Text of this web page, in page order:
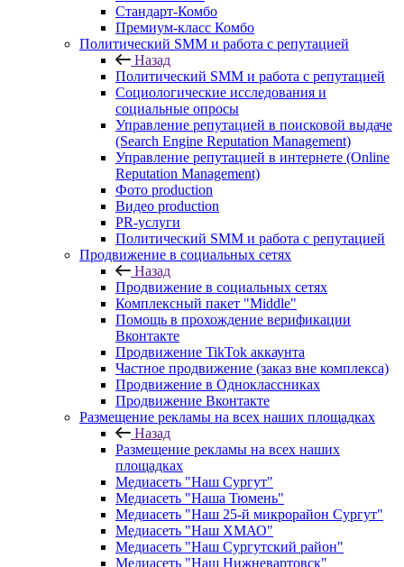
Стандарт-Комбо
Премиум-класс Комбо
Политический SMM и работа с репутацией
Назад
Политический SMM и работа с репутацией
Социологические исследования и
социальные опросы
Управление репутацией в поисковой выдаче
(Search Engine Reputation Management)
Управление репутацией в интернете (Online
Reputation Management)
Фото production
Видео production
PR-услуги
Политический SMM и работа с репутацией
Продвижение в социальных сетях
Назад
Продвижение в социальных сетях
Комплексный пакет "Middle"
Помощь в прохождение верификации
Вконтакте
Продвижение TikTok аккаунта
Частное продвижение (заказ вне комплекса)
Продвижение в Одноклассниках
Продвижение Вконтакте
Размещение рекламы на всех наших площадках
Назад
Размещение рекламы на всех наших
площадках
Медиасеть "Наш Сургут"
Медиасеть "Наша Тюмень"
Медиасеть "Наш 25-й микрорайон Сургут"
Медиасеть "Наш ХМАО"
Медиасеть "Наш Сургутский район"
Медиасеть "Наш Нижневартовск"